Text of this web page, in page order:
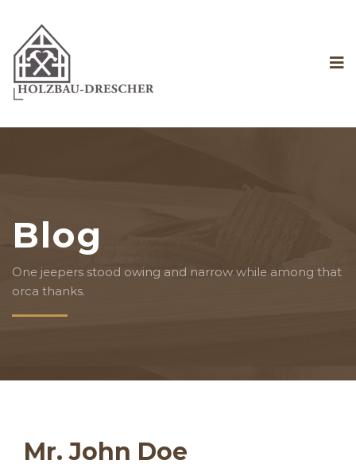
Blog
One jeepers stood owing and narrow while among that
orca thanks.
Mr. John Doe